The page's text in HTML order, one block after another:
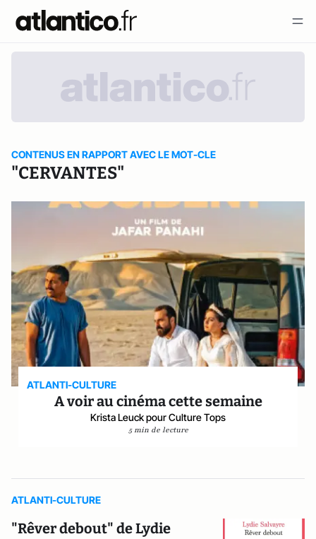
CONTENUS EN RAPPORT AVEC LE MOT-CLE
"CERVANTES"
ATLANTI-CULTURE
A voir au cinéma cette semaine
Krista Leuck pour Culture Tops
5 min de lecture
ATLANTI-CULTURE
"Rêver debout" de Lydie